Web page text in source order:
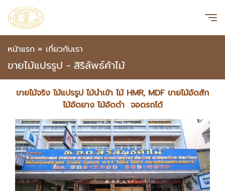
หน้าแรก » เกี่ยวกับเรา
ขายไม้แปรรูป - สิริลัพธ์ค้าไม้
ขายไม้จริง ไม้แปรรูป ไม้นำเข้า ไม้ HMR, MDF ขายไม้อัดสัก
ไม้อัดยาง ไม้อัดดำ จอดรถได้